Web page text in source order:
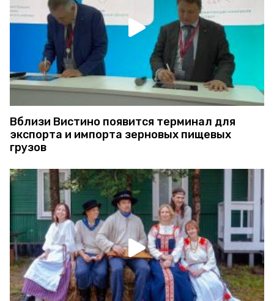
Вблизи Вистино появится терминал для
экспорта и импорта зерновых пищевых
грузов